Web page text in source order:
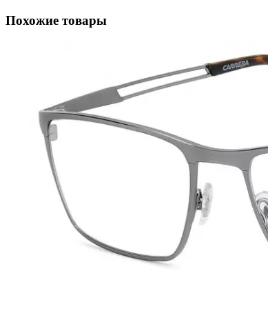
Похожие товары